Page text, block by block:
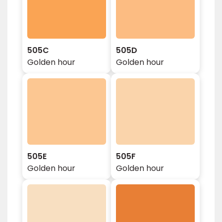
505C
Golden hour
505D
Golden hour
505E
Golden hour
505F
Golden hour